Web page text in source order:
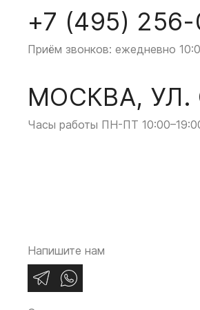
+7 (495)
Приём звонков: ежедневно
МОСКВА, УЛ.
Часы работы ПН-ПТ
Напишите нам